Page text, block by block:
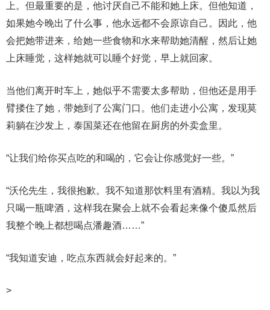
上。但最重要的是，他讨厌自己不能和她上床。但他知道，
如果她今晚出了什么事，他永远都不会原谅自己。因此，他
会把她带进来，给她一些食物和水来帮助她清醒，然后让她
上床睡觉，这样她就可以睡个好觉，早上就回家。
当他们离开时车上，她似乎不需要太多帮助，但他还是用手
臂搂住了她，带她到了公寓门口。他们走进小公寓，发现莫
莉躺在沙发上，泰国菜还在他留在厨房的外卖盒里。
“让我们给你买点吃的和喝的，它会让你感觉好一些。”
“沃伦先生，我很抱歉。我不知道那饮料里有酒精。我以为我
只喝一瓶啤酒，这样我在聚会上就不会看起来像个傻瓜然后
我整个晚上都想喝点潘趣酒……”
“我知道安迪，吃点东西就会好起来的。”
>